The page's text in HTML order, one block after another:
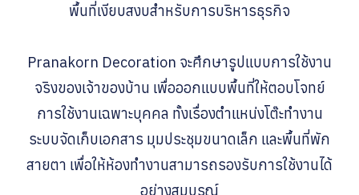
พื้นที่เงียบสงบสำหรับการบริหารธุรกิจ
Pranakorn Decoration จะศึกษารูปแบบการใช้งาน
จริงของเจ้าของบ้าน เพื่อออกแบบพื้นที่ให้ตอบโจทย์
การใช้งานเฉพาะบุคคล ทั้งเรื่องตำแหน่งโต๊ะทำงาน
ระบบจัดเก็บเอกสาร มุมประชุมขนาดเล็ก และพื้นที่พัก
สายตา เพื่อให้ห้องทำงานสามารถรองรับการใช้งานได้
อย่างสมบูรณ์